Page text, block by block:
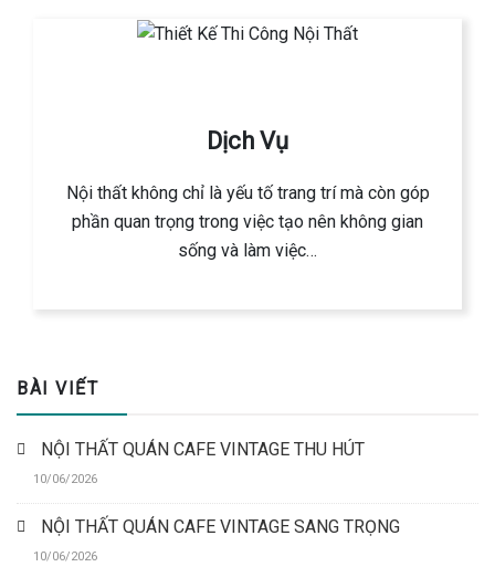
Dịch Vụ
Nội thất không chỉ là yếu tố trang trí mà còn góp
phần quan trọng trong việc tạo nên không gian
sống và làm việc…
BÀI VIẾT
NỘI THẤT QUÁN CAFE VINTAGE THU HÚT
10/06/2026
NỘI THẤT QUÁN CAFE VINTAGE SANG TRỌNG
10/06/2026